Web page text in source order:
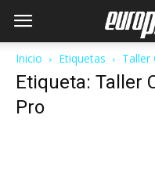
Inicio Etiquetas Taller
Etiqueta: Taller
Pro